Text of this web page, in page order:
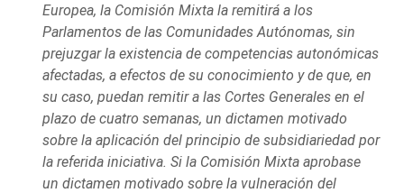
Europea, la Comisión Mixta la remitirá a los
Parlamentos de las Comunidades Autónomas, sin
prejuzgar la existencia de competencias autonómicas
afectadas, a efectos de su conocimiento y de que, en
su caso, puedan remitir a las Cortes Generales en el
plazo de cuatro semanas, un dictamen motivado
sobre la aplicación del principio de subsidiariedad por
la referida iniciativa. Si la Comisión Mixta aprobase
un dictamen motivado sobre la vulneración del